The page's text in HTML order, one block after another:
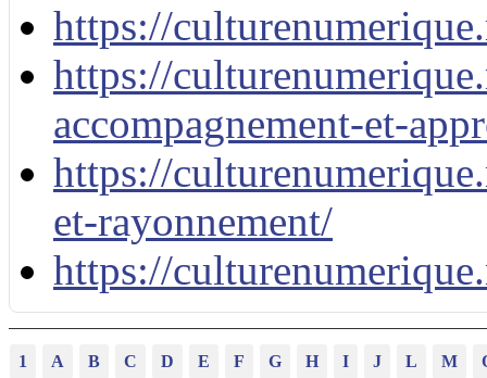
https://
https://
accompagnement-et-
https://
et-rayonnement/
https://
1 A B C D E F G H I J L M